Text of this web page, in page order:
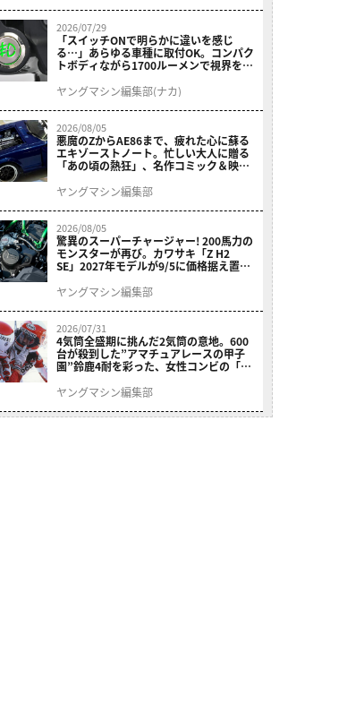
2026/07/29
「スイッチONで明らかに違いを感じ
る…」あらゆる車種に取付OK。コンパク
トボディながら1700ルーメンで視界を確
ニット プレシャスレイ スモール］
ヤングマシン編集部(ナカ)
2026/08/05
悪魔のZからAE86まで、疲れた心に蘇る
エキゾーストノート。忙しい大人に贈る
「あの頃の熱狂」、名作コミック＆映画
結！
ヤングマシン編集部
2026/08/05
驚異のスーパーチャージャー! 200馬力の
モンスターが再び。カワサキ「Z H2
SE」2027年モデルが9/5に価格据え置き
ヤングマシン編集部
2026/07/31
4気筒全盛期に挑んだ2気筒の意地。600
台が殺到した”アマチュアレースの甲子
園”鈴鹿4耐を彩った、女性コンビの「ス
ヤングマシン編集部